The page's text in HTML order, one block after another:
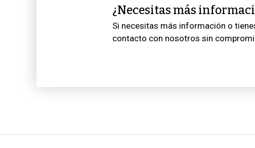
¿Necesitas más
Si necesitas más información o
contacto con nosotros sin